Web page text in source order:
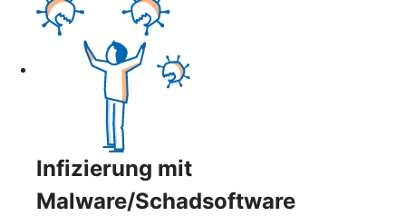
Infizierung mit
Malware/Schadsoftware